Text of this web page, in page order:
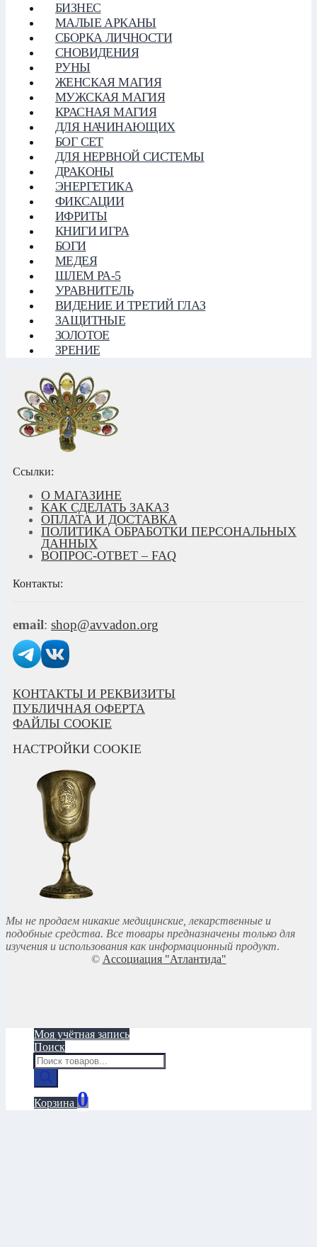
БИЗНЕС
МАЛЫЕ АРКАНЫ
СБОРКА ЛИЧНОСТИ
СНОВИДЕНИЯ
РУНЫ
ЖЕНСКАЯ МАГИЯ
МУЖСКАЯ МАГИЯ
КРАСНАЯ МАГИЯ
ДЛЯ НАЧИНАЮЩИХ
БОГ СЕТ
ДЛЯ НЕРВНОЙ СИСТЕМЫ
ДРАКОНЫ
ЭНЕРГЕТИКА
ФИКСАЦИИ
ИФРИТЫ
КНИГИ ИГРА
БОГИ
МЕДЕЯ
ШЛЕМ РА-5
УРАВНИТЕЛЬ
ВИДЕНИЕ И ТРЕТИЙ ГЛАЗ
ЗАЩИТНЫЕ
ЗОЛОТОЕ
ЗРЕНИЕ
Ссылки:
О МАГАЗИНЕ
КАК СДЕЛАТЬ ЗАКАЗ
ОПЛАТА И ДОСТАВКА
ПОЛИТИКА ОБРАБОТКИ ПЕРСОНАЛЬНЫХ
ДАННЫХ
ВОПРОС-ОТВЕТ – FAQ
Контакты:
email: shop@avvadon.org
КОНТАКТЫ И РЕКВИЗИТЫ
ПУБЛИЧНАЯ ОФЕРТА
ФАЙЛЫ COOKIE
НАСТРОЙКИ COOKIE
Мы не продаем никакие медицинские, лекарственные и
подобные средства. Все товары предназначены только для
изучения и использования как информационный продукт.
© Ассоциация "Атлантида"
Моя учётная запись
Поиск
Поиск
товаров
Корзина 0